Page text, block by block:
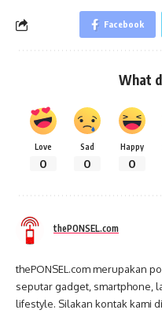
Facebook
What
Love
0
Sad
0
Happy
0
thePONSEL.com
thePONSEL.com merupakan
seputar gadget, smartphone,
lifestyle. Silakan kontak kami